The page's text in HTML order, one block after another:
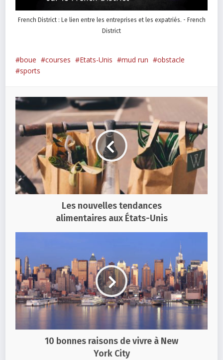
French District : Le lien entre les entreprises et les expatriés. - French
District
boue courses Etats-Unis mud run
obstacle
sports
Les nouvelles tendances
alimentaires aux États-Unis
10 bonnes raisons de vivre à New
York City